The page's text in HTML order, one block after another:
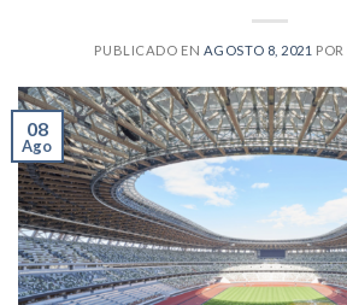
PUBLICADO EN AGOSTO 8, 2021 POR
08
Ago